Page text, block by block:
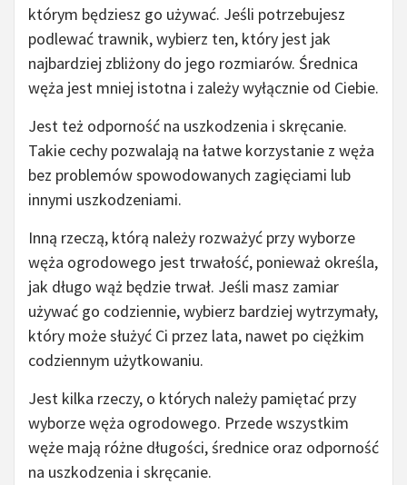
którym będziesz go używać. Jeśli potrzebujesz
podlewać trawnik, wybierz ten, który jest jak
najbardziej zbliżony do jego rozmiarów. Średnica
węża jest mniej istotna i zależy wyłącznie od Ciebie.
Jest też odporność na uszkodzenia i skręcanie.
Takie cechy pozwalają na łatwe korzystanie z węża
bez problemów spowodowanych zagięciami lub
innymi uszkodzeniami.
Inną rzeczą, którą należy rozważyć przy wyborze
węża ogrodowego jest trwałość, ponieważ określa,
jak długo wąż będzie trwał. Jeśli masz zamiar
używać go codziennie, wybierz bardziej wytrzymały,
który może służyć Ci przez lata, nawet po ciężkim
codziennym użytkowaniu.
Jest kilka rzeczy, o których należy pamiętać przy
wyborze węża ogrodowego. Przede wszystkim
węże mają różne długości, średnice oraz odporność
na uszkodzenia i skręcanie.